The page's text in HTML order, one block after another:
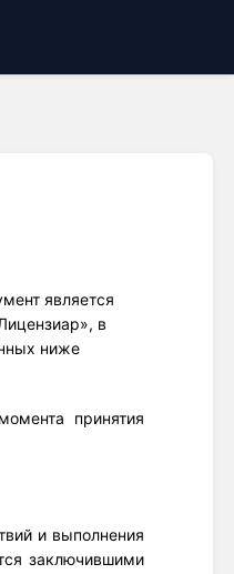
является
в
ниже
принятия
и выполнения
заключившими